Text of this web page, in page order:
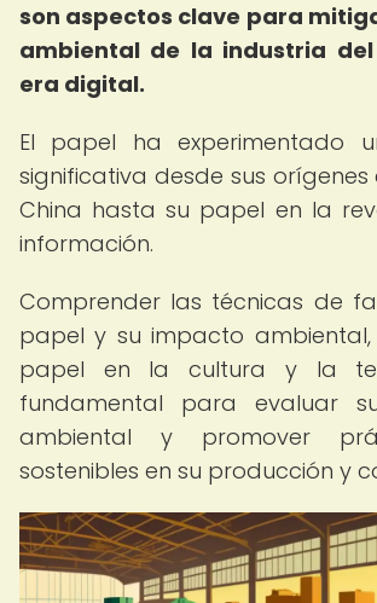
son aspectos clave para
ambiental de la industria
era digital.
El papel ha experimentado
significativa desde sus
China hasta su papel en la
información.
Comprender las técnicas de
papel y su impacto
papel en la cultura y la
fundamental para evaluar
ambiental y promover
sostenibles en su producción y